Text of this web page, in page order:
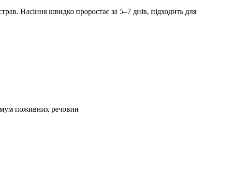
Насіння швидко проростає за 5–7 днів, підходить для
поживних речовин